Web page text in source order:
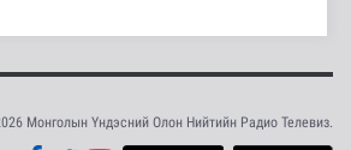
Монголын Үндэсний Олон Нийтийн Радио Телевиз.